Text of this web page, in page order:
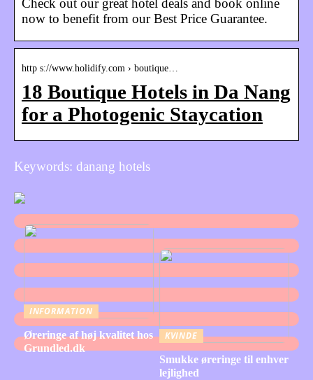
Check out our great hotel deals and book online
now to benefit from our Best Price Guarantee.
http s://www.holidify.com › boutique…
18 Boutique Hotels in Da Nang
for a Photogenic Staycation
Keywords: danang hotels
INFORMATION
Øreringe af høj kvalitet hos
Grundled.dk
KVINDE
Smukke øreringe til enhver
lejlighed